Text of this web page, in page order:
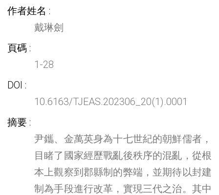
作者姓名
戴琳劍
頁碼
1-28
DOI
10.6163/TJEAS.202306_20(1).0001
摘要
尹鑴、金萬英身為十七世紀的朝鮮儒者，
目睹了國家經歷戰亂後秩序的混亂，從根
本上觀察到郡縣制的弊端，並期待以封建
制為手段進行改革，實現三代之治。其中